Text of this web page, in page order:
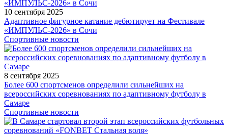
10 сентября 2025
Адаптивное фигурное катание дебютирует на Фестивале
«ИМПУЛЬС-2026» в Сочи
Спортивные новости
8 сентября 2025
Более 600 спортсменов определили сильнейших на
всероссийских соревнованиях по адаптивному футболу в
Самаре
Спортивные новости